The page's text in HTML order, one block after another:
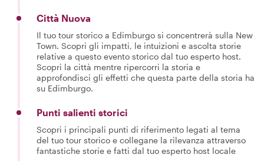
Città Nuova
Il tuo tour storico a Edimburgo si concentrerà sulla New
Town. Scopri gli impatti, le intuizioni e ascolta storie
relative a questo evento storico dal tuo esperto host.
Scopri la città mentre ripercorri la storia e
approfondisci gli effetti che questa parte della storia ha
su Edimburgo.
Punti salienti storici
Scopri i principali punti di riferimento legati al tema
del tuo tour storico e collegane la rilevanza attraverso
fantastiche storie e fatti dal tuo esperto host locale